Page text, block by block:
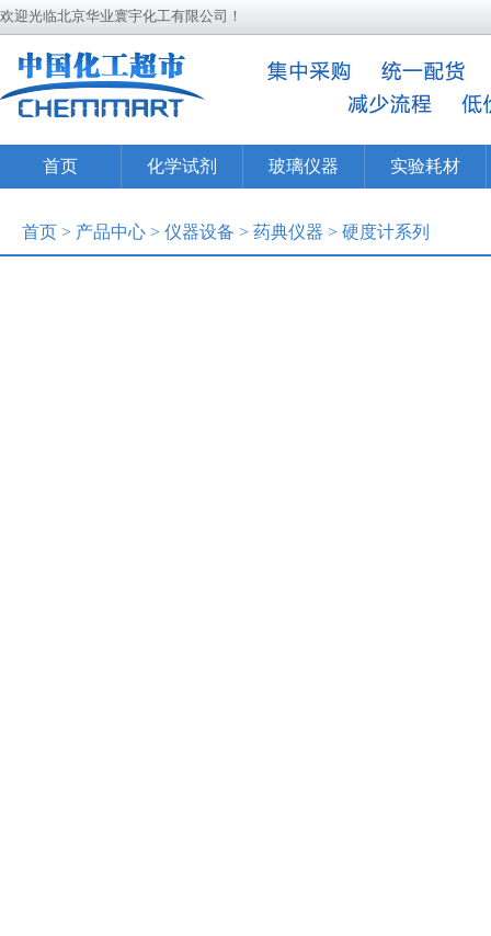
欢迎光临北京华业寰宇化工有限公司！
首页 化学试剂 玻璃仪器 实验耗材
首页 > 产品中心 > 仪器设备 > 药典仪器 > 硬度计系列